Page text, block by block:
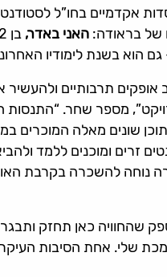
אקדמיים בחו”ל
של בראודה: האני באדר,
תרבותיים ולהעשיר
מספר שחר. “התנסות
תוכן שונים מאלה המוכרים
זרים ומוכנים ללמד
נוחה להשכרה בקרבת
שהחוויה כאן תחזק ותבגר
שלי. אחת הסיבות